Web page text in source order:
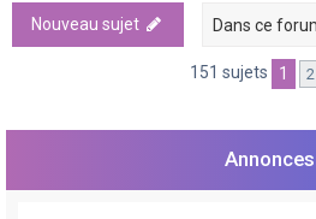
Nouveau sujet
151 sujets 1 2
Annonces